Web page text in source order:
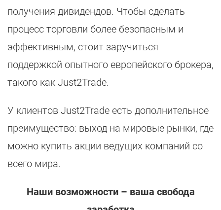
получения дивидендов. Чтобы сделать
процесс торговли более безопасным и
эффективным, стоит заручиться
поддержкой опытного европейского брокера,
такого как Just2Trade.
У клиентов Just2Trade есть дополнительное
преимущество: выход на мировые рынки, где
можно купить акции ведущих компаний со
всего мира.
Наши возможности – ваша свобода